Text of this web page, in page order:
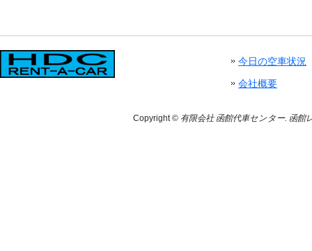
今日の空車状況
会社概要
Copyright © 有限会社 函館代車センター. 函館